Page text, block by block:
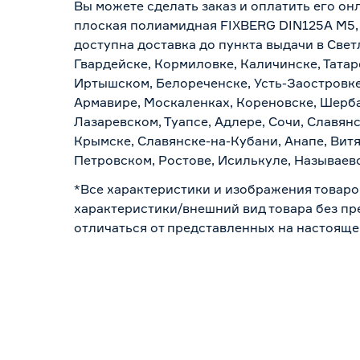
Вы можете сделать заказ и оплатить его
плоская полиамидная FIXBERG DIN125A
доступна доставка до пункта выдачи в
Гвардейске, Кормиловке, Каличинске,
Иртышском, Белореченске, Усть-
Армавире, Москаленках, Кореновске,
Лазаревском, Туапсе, Адлере, Сочи,
Крымске, Славянске-на-Кубани, Анапе,
Петровском, Ростове, Исилькуле,
*Все характеристики и изображения
характеристики/внешний вид товара без
отличаться от представленных на